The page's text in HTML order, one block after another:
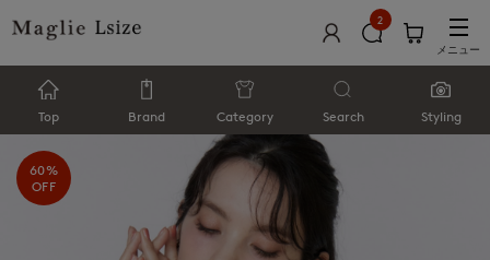
2
メニュー
Top Brand Category Search Styling
60%
OFF